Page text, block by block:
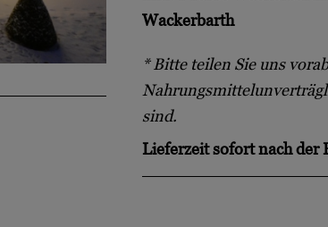
Wackerbarth
* Bitte teilen Sie uns
sind.
Lieferzeit sofort nach der